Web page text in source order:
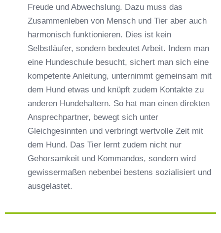
Freude und Abwechslung. Dazu muss das
Zusammenleben von Mensch und Tier aber auch
harmonisch funktionieren. Dies ist kein
Selbstläufer, sondern bedeutet Arbeit. Indem man
eine Hundeschule besucht, sichert man sich eine
kompetente Anleitung, unternimmt gemeinsam mit
dem Hund etwas und knüpft zudem Kontakte zu
anderen Hundehaltern. So hat man einen direkten
Ansprechpartner, bewegt sich unter
Gleichgesinnten und verbringt wertvolle Zeit mit
dem Hund. Das Tier lernt zudem nicht nur
Gehorsamkeit und Kommandos, sondern wird
gewissermaßen nebenbei bestens sozialisiert und
ausgelastet.